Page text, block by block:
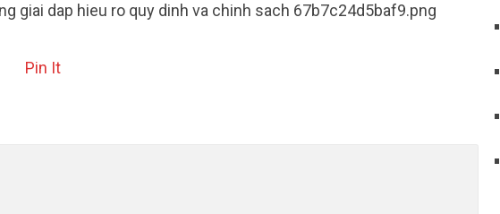
giai dap hieu ro quy dinh va chinh sach 67b7c24d5baf9.png
Pin It